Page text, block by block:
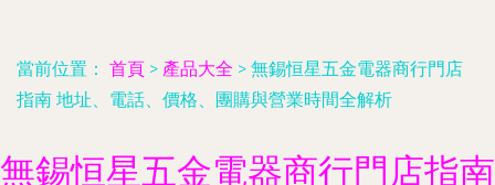
當前位置： 首頁 > 產品大全 > 無錫恒星五金電器商行門店
指南 地址、電話、價格、團購與營業時間全解析
無錫恒星五金電器商行門店指南